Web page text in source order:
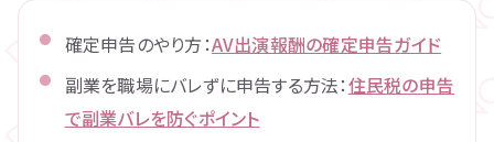
確定申告のやり方：AV出演報酬の確定申告ガイド
副業を職場にバレずに申告する方法：住民税の申告
で副業バレを防ぐポイント